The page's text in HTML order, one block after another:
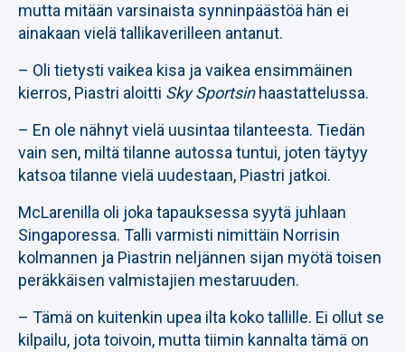
mutta mitään varsinaista synninpäästöä hän ei
ainakaan vielä tallikaverilleen antanut.
– Oli tietysti vaikea kisa ja vaikea ensimmäinen
kierros, Piastri aloitti Sky Sportsinhaastattelussa.
– En ole nähnyt vielä uusintaa tilanteesta. Tiedän
vain sen, miltä tilanne autossa tuntui, joten täytyy
katsoa tilanne vielä uudestaan, Piastri jatkoi.
McLarenilla oli joka tapauksessa syytä juhlaan
Singaporessa. Talli varmisti nimittäin Norrisin
kolmannen ja Piastrin neljännen sijan myötä toisen
peräkkäisen valmistajien mestaruuden.
– Tämä on kuitenkin upea ilta koko tallille. Ei ollut se
kilpailu, jota toivoin, mutta tiimin kannalta tämä on